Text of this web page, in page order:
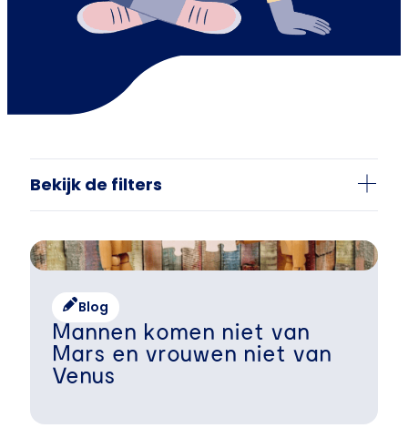
Bekijk de filters
Blog
Mannen komen niet van
Mars en vrouwen niet van
Venus